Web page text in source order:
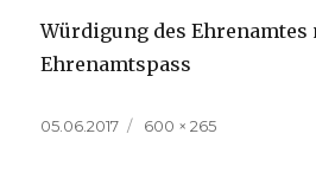
Würdigung des Ehrenamtes
Ehrenamtspass
Veröffentlicht
05.06.2017
Volle
600 × 265